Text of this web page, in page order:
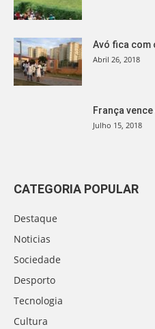
Avó fica com
Abril 26, 2018
França
Julho 15, 2018
CATEGORIA POPULAR
Destaque
Noticias
Sociedade
Desporto
Tecnologia
Cultura